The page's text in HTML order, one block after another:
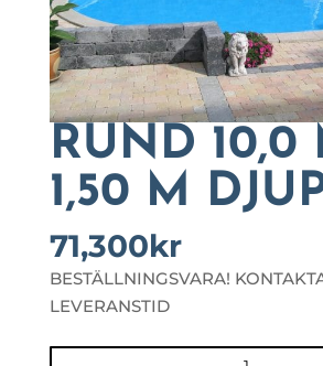
RUND
1,50 M
71,300kr
BESTÄLLNINGSVARA!
LEVERANSTID